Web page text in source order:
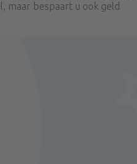
maar bespaart u ook geld